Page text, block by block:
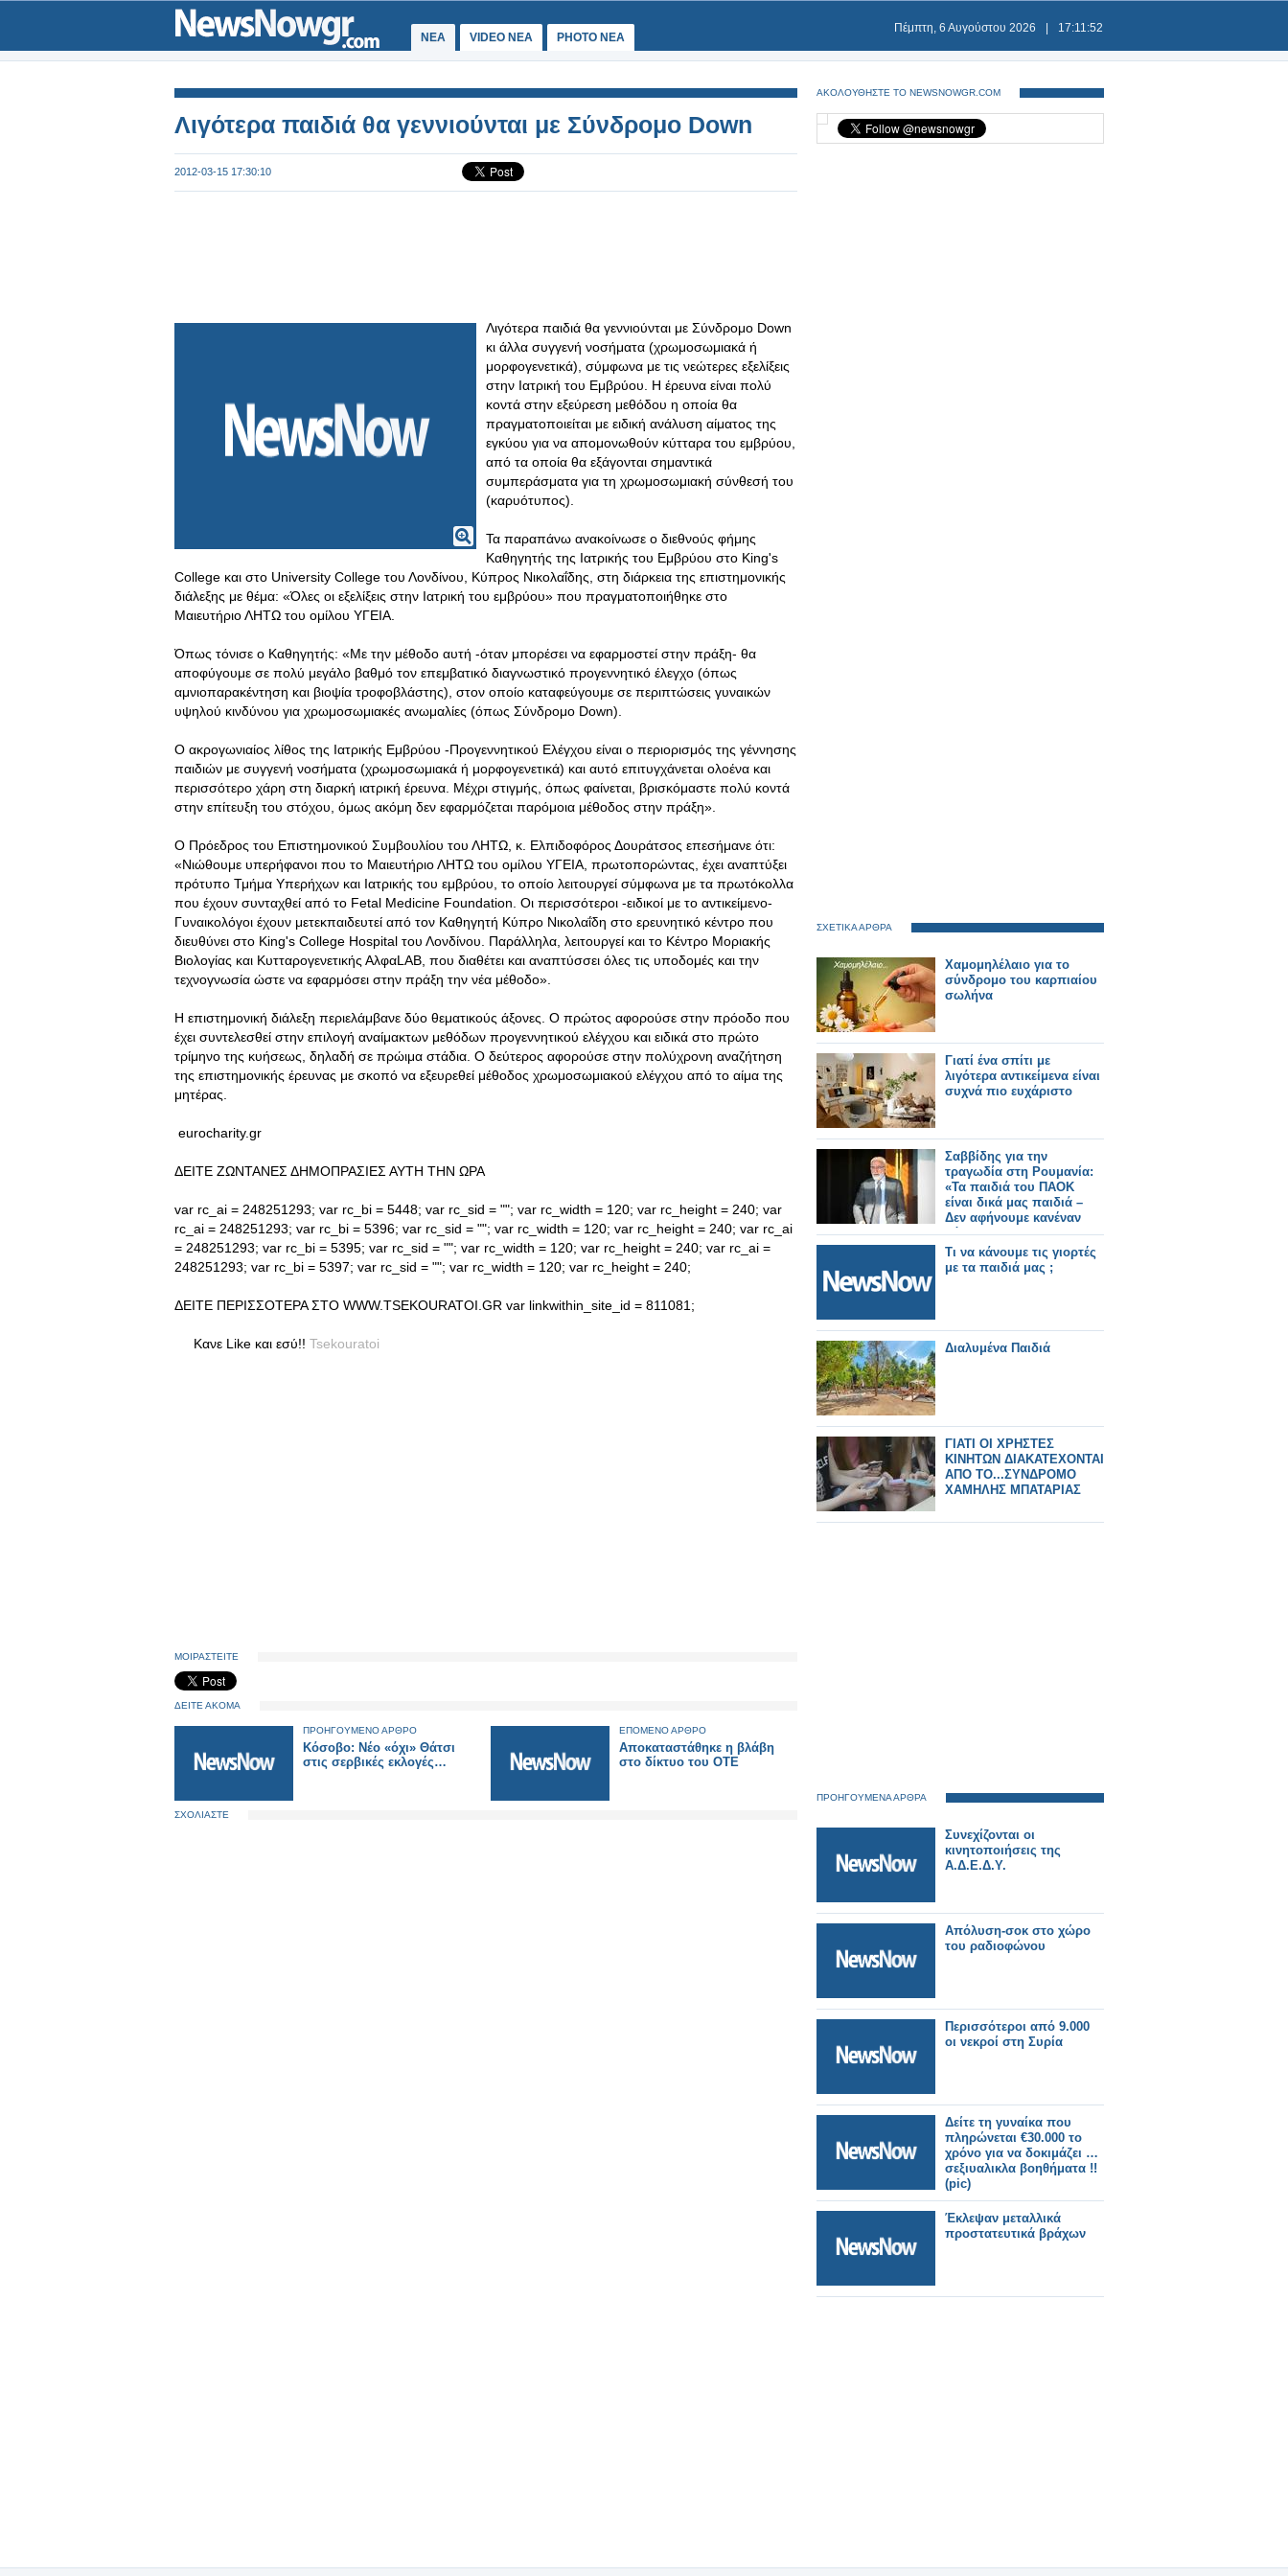
ΝΕΑ VIDEO NEA PHOTO NEA
Πέμπτη, 6 Αυγούστου 2026 17:11:52
Λιγότερα παιδιά θα γεννιούνται με Σύνδρομο Down
2012-03-15 17:30:10
Λιγότερα παιδιά θα γεννιούνται με Σύνδρομο Down
κι άλλα συγγενή νοσήματα (χρωμοσωμιακά ή
μορφογενετικά), σύμφωνα με τις νεώτερες εξελίξεις
στην Ιατρική του Εμβρύου. Η έρευνα είναι πολύ
κοντά στην εξεύρεση μεθόδου η οποία θα
πραγματοποιείται με ειδική ανάλυση αίματος της
εγκύου για να απομονωθούν κύτταρα του εμβρύου,
από τα οποία θα εξάγονται σημαντικά
συμπεράσματα για τη χρωμοσωμιακή σύνθεσή του
(καρυότυπος).
Τα παραπάνω ανακοίνωσε ο διεθνούς φήμης
Καθηγητής της Ιατρικής του Εμβρύου στο King's
College και στο University College του Λονδίνου, Κύπρος Νικολαΐδης, στη διάρκεια της επιστημονικής
διάλεξης με θέμα: «Όλες οι εξελίξεις στην Ιατρική του εμβρύου» που πραγματοποιήθηκε στο
Μαιευτήριο ΛΗΤΩ του ομίλου ΥΓΕΙΑ.
Όπως τόνισε ο Καθηγητής: «Με την μέθοδο αυτή -όταν μπορέσει να εφαρμοστεί στην πράξη- θα
αποφύγουμε σε πολύ μεγάλο βαθμό τον επεμβατικό διαγνωστικό προγεννητικό έλεγχο (όπως
αμνιοπαρακέντηση και βιοψία τροφοβλάστης), στον οποίο καταφεύγουμε σε περιπτώσεις γυναικών
υψηλού κινδύνου για χρωμοσωμιακές ανωμαλίες (όπως Σύνδρομο Down).
Ο ακρογωνιαίος λίθος της Ιατρικής Εμβρύου -Προγεννητικού Ελέγχου είναι ο περιορισμός της γέννησης
παιδιών με συγγενή νοσήματα (χρωμοσωμιακά ή μορφογενετικά) και αυτό επιτυγχάνεται ολοένα και
περισσότερο χάρη στη διαρκή ιατρική έρευνα. Μέχρι στιγμής, όπως φαίνεται, βρισκόμαστε πολύ κοντά
στην επίτευξη του στόχου, όμως ακόμη δεν εφαρμόζεται παρόμοια μέθοδος στην πράξη».
Ο Πρόεδρος του Επιστημονικού Συμβουλίου του ΛΗΤΩ, κ. Ελπιδοφόρος Δουράτσος επεσήμανε ότι:
«Νιώθουμε υπερήφανοι που το Μαιευτήριο ΛΗΤΩ του ομίλου ΥΓΕΙΑ, πρωτοπορώντας, έχει αναπτύξει
πρότυπο Τμήμα Υπερήχων και Ιατρικής του εμβρύου, το οποίο λειτουργεί σύμφωνα με τα πρωτόκολλα
που έχουν συνταχθεί από το Fetal Medicine Foundation. Oι περισσότεροι -ειδικοί με το αντικείμενο-
Γυναικολόγοι έχουν μετεκπαιδευτεί από τον Καθηγητή Κύπρο Νικολαΐδη στο ερευνητικό κέντρο που
διευθύνει στο King's College Hospital του Λονδίνου. Παράλληλα, λειτουργεί και το Κέντρο Μοριακής
Βιολογίας και Κυτταρογενετικής ΑλφαLAB, που διαθέτει και αναπτύσσει όλες τις υποδομές και την
τεχνογνωσία ώστε να εφαρμόσει στην πράξη την νέα μέθοδο».
Η επιστημονική διάλεξη περιελάμβανε δύο θεματικούς άξονες. Ο πρώτος αφορούσε στην πρόοδο που
έχει συντελεσθεί στην επιλογή αναίμακτων μεθόδων προγεννητικού ελέγχου και ειδικά στο πρώτο
τρίμηνο της κυήσεως, δηλαδή σε πρώιμα στάδια. Ο δεύτερος αφορούσε στην πολύχρονη αναζήτηση
της επιστημονικής έρευνας με σκοπό να εξευρεθεί μέθοδος χρωμοσωμιακού ελέγχου από το αίμα της
μητέρας.
eurocharity.gr
ΔΕΙΤΕ ΖΩΝΤΑΝΕΣ ΔΗΜΟΠΡΑΣΙΕΣ ΑΥΤΗ ΤΗΝ ΩΡΑ
var rc_ai = 248251293; var rc_bi = 5448; var rc_sid = ""; var rc_width = 120; var rc_height = 240; var
rc_ai = 248251293; var rc_bi = 5396; var rc_sid = ""; var rc_width = 120; var rc_height = 240; var rc_ai
= 248251293; var rc_bi = 5395; var rc_sid = ""; var rc_width = 120; var rc_height = 240; var rc_ai =
248251293; var rc_bi = 5397; var rc_sid = ""; var rc_width = 120; var rc_height = 240;
ΔΕΙΤΕ ΠΕΡΙΣΣΟΤΕΡΑ ΣΤΟ WWW.TSEKOURATOI.GR var linkwithin_site_id = 811081;
Κανε Like και εσύ!! Tsekouratoi
ΜΟΙΡΑΣΤΕΙΤΕ
ΔΕΙΤΕ ΑΚΟΜΑ
ΠΡΟΗΓΟΥΜΕΝΟ ΑΡΘΡΟ
Κόσοβο: Νέο «όχι» Θάτσι
στις σερβικές εκλογές…
ΕΠΟΜΕΝΟ ΑΡΘΡΟ
Αποκαταστάθηκε η βλάβη
στο δίκτυο του ΟΤΕ
ΣΧΟΛΙΑΣΤΕ
ΑΚΟΛΟΥΘΗΣΤΕ ΤΟ NEWSNOWGR.COM
ΣΧΕΤΙΚΑ ΑΡΘΡΑ
Χαμομηλέλαιο για το
σύνδρομο του καρπιαίου
σωλήνα
Γιατί ένα σπίτι με
λιγότερα αντικείμενα είναι
συχνά πιο ευχάριστο
Σαββίδης για την
τραγωδία στη Ρουμανία:
«Τα παιδιά του ΠΑΟΚ
είναι δικά μας παιδιά –
Δεν αφήνουμε κανέναν
μόνο»
Τι να κάνουμε τις γιορτές
με τα παιδιά μας ;
Διαλυμένα Παιδιά
ΓΙΑΤΙ ΟΙ ΧΡΗΣΤΕΣ
ΚΙΝΗΤΩΝ ΔΙΑΚΑΤΕΧΟΝΤΑΙ
ΑΠΟ ΤΟ...ΣΥΝΔΡΟΜΟ
ΧΑΜΗΛΗΣ ΜΠΑΤΑΡΙΑΣ
ΠΡΟΗΓΟΥΜΕΝΑ ΑΡΘΡΑ
Συνεχίζονται οι
κινητοποιήσεις της
Α.Δ.Ε.Δ.Υ.
Aπόλυση-σοκ στο χώρο
του ραδιοφώνου
Περισσότεροι από 9.000
οι νεκροί στη Συρία
Δείτε τη γυναίκα που
πληρώνεται €30.000 το
χρόνο για να δοκιμάζει …
σεξιυαλικλα βοηθήματα !!
(pic)
Έκλεψαν μεταλλικά
προστατευτικά βράχων